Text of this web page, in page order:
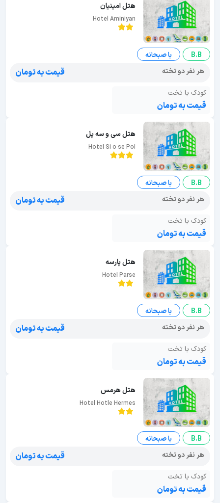
هتل امینیان
Hotel Aminiyan
B.B
با صبحانه
هر نفر دو تخته
قیمت به تومان
کودک با تخت
قیمت به تومان
هتل سی و سه پل
Hotel Si o se Pol
B.B
با صبحانه
هر نفر دو تخته
قیمت به تومان
کودک با تخت
قیمت به تومان
هتل پارسه
Hotel Parse
B.B
با صبحانه
هر نفر دو تخته
قیمت به تومان
کودک با تخت
قیمت به تومان
هتل هرمس
Hotel Hotle Hermes
B.B
با صبحانه
هر نفر دو تخته
قیمت به تومان
کودک با تخت
قیمت به تومان